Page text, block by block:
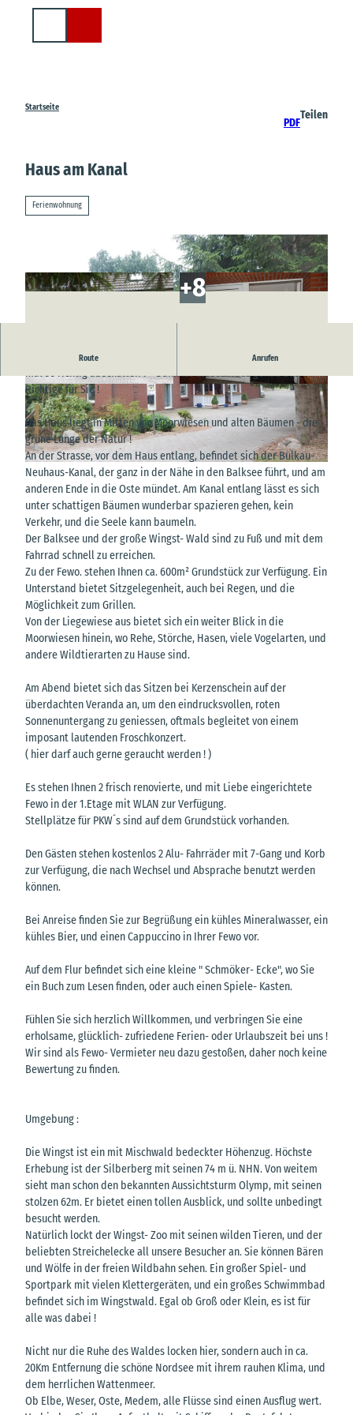
Startseite
PDF
Teilen
Haus am Kanal
Ferienwohnung
© Monika Hantsch
© Monika Hantsch © Monika Hantsch
Route Anrufen
Sie suchen Entspannung und absolute Ruhe in der Natur, wollen
mal so richtig abschalten ? - Dann ist dieses Haus genau das
Richtige für Sie !
Das Haus liegt in Mitten von Moorwiesen und alten Bäumen - die
grüne Lunge der Natur !
An der Strasse, vor dem Haus entlang, befindet sich der Bülkau-
Neuhaus-Kanal, der ganz in der Nähe in den Balksee führt, und am
anderen Ende in die Oste mündet. Am Kanal entlang lässt es sich
unter schattigen Bäumen wunderbar spazieren gehen, kein
Verkehr, und die Seele kann baumeln.
Der Balksee und der große Wingst- Wald sind zu Fuß und mit dem
Fahrrad schnell zu erreichen.
Zu der Fewo. stehen Ihnen ca. 600m² Grundstück zur Verfügung. Ein
Unterstand bietet Sitzgelegenheit, auch bei Regen, und die
Möglichkeit zum Grillen.
Von der Liegewiese aus bietet sich ein weiter Blick in die
Moorwiesen hinein, wo Rehe, Störche, Hasen, viele Vogelarten, und
andere Wildtierarten zu Hause sind.
Am Abend bietet sich das Sitzen bei Kerzenschein auf der
überdachten Veranda an, um den eindrucksvollen, roten
Sonnenuntergang zu geniessen, oftmals begleitet von einem
imposant lautenden Froschkonzert.
( hier darf auch gerne geraucht werden ! )
Es stehen Ihnen 2 frisch renovierte, und mit Liebe eingerichtete
Fewo in der 1.Etage mit WLAN zur Verfügung.
Stellplätze für PKW´s sind auf dem Grundstück vorhanden.
Den Gästen stehen kostenlos 2 Alu- Fahrräder mit 7-Gang und Korb
zur Verfügung, die nach Wechsel und Absprache benutzt werden
können.
Bei Anreise finden Sie zur Begrüßung ein kühles Mineralwasser, ein
kühles Bier, und einen Cappuccino in Ihrer Fewo vor.
Auf dem Flur befindet sich eine kleine " Schmöker- Ecke", wo Sie
ein Buch zum Lesen finden, oder auch einen Spiele- Kasten.
Fühlen Sie sich herzlich Willkommen, und verbringen Sie eine
erholsame, glücklich- zufriedene Ferien- oder Urlaubszeit bei uns !
Wir sind als Fewo- Vermieter neu dazu gestoßen, daher noch keine
Bewertung zu finden.
Umgebung :
Die Wingst ist ein mit Mischwald bedeckter Höhenzug. Höchste
Erhebung ist der Silberberg mit seinen 74 m ü. NHN. Von weitem
sieht man schon den bekannten Aussichtsturm Olymp, mit seinen
stolzen 62m. Er bietet einen tollen Ausblick, und sollte unbedingt
besucht werden.
Natürlich lockt der Wingst- Zoo mit seinen wilden Tieren, und der
beliebten Streichelecke all unsere Besucher an. Sie können Bären
und Wölfe in der freien Wildbahn sehen. Ein großer Spiel- und
Sportpark mit vielen Klettergeräten, und ein großes Schwimmbad
befindet sich im Wingstwald. Egal ob Groß oder Klein, es ist für
alle was dabei !
Nicht nur die Ruhe des Waldes locken hier, sondern auch in ca.
20Km Entfernung die schöne Nordsee mit ihrem rauhen Klima, und
dem herrlichen Wattenmeer.
Ob Elbe, Weser, Oste, Medem, alle Flüsse sind einen Ausflug wert.